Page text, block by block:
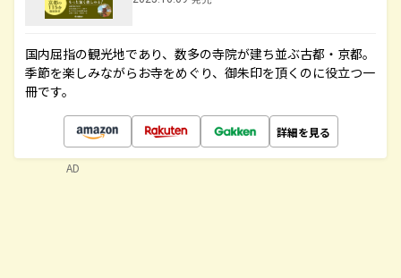
国内屈指の観光地であり、数多の寺院が建ち並ぶ古都・京都。
季節を楽しみながらお寺をめぐり、御朱印を頂くのに役立つ一
冊です。
詳細を見る
AD